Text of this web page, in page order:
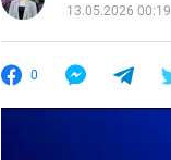
13.05.2026 00:19
0